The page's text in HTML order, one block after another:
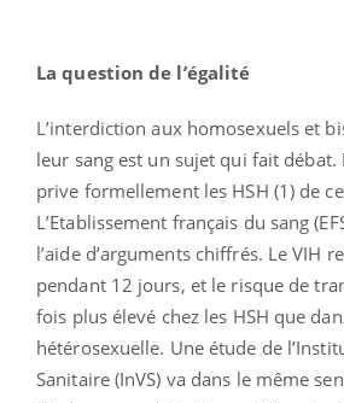
La question de l’égalité
L’interdiction aux homosexuels et
leur sang est un sujet qui fait débat.
prive formellement les HSH (1) de
L’Etablissement français du sang
l’aide d’arguments chiffrés. Le VIH
pendant 12 jours, et le risque de
fois plus élevé chez les HSH que
hétérosexuelle. Une étude de
Sanitaire (InVS) va dans le même